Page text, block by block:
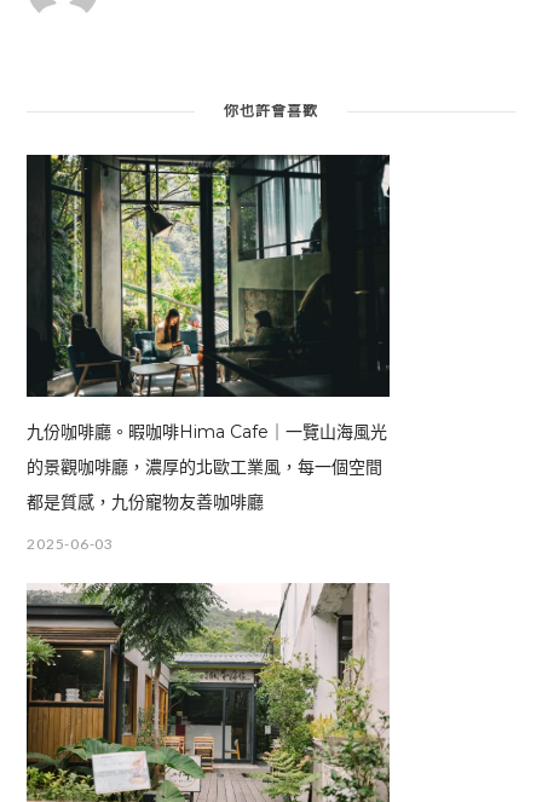
你也許會喜歡
九份咖啡廳。暇咖啡Hima Cafe｜一覽山海風光
的景觀咖啡廳，濃厚的北歐工業風，每一個空間
都是質感，九份寵物友善咖啡廳
2025-06-03